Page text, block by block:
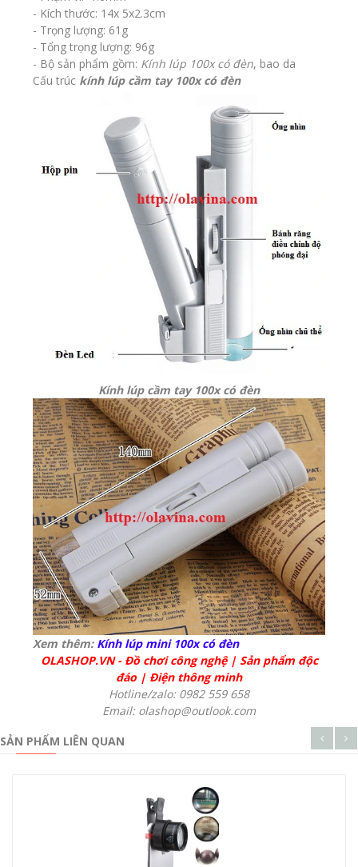
- Kích thước: 14x 5x2.3cm
- Trọng lượng: 61g
- Tổng trọng lượng: 96g
- Bộ sản phẩm gồm: Kính lúp 100x có đèn, bao da
Cấu trúc kính lúp cầm tay 100x có đèn
Kính lúp cầm tay 100x có đèn
Xem thêm: Kính lúp mini 100x có đèn
OLASHOP.VN- Đồ chơi công nghệ| Sản phẩm độc
đáo| Điện thông minh
Hotline/zalo: 0982 559 658
Email: olashop@outlook.com
SẢN PHẨM LIÊN QUAN